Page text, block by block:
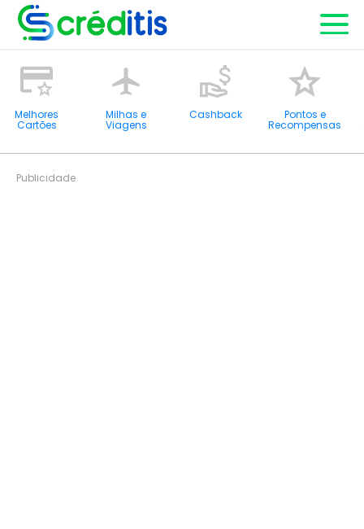
Melhores
Cartões
Milhas e
Viagens
Cashback Pontos e
Recompensas
Publicidade